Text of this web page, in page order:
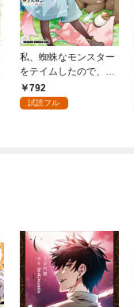
私、蜘蛛なモンスター
をテイムしたので、ス
パイダーシルクで裁縫
を頑張ります！ 1
792
試読フル